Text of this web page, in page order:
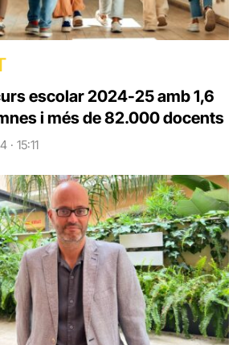
escolar 2024-25 amb 1,6
i més de 82.000 docents
15:11